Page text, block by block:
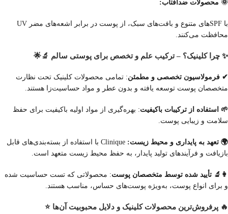
🌞 محصولات ضدآفتاب:
با SPF‌های متنوع و بافت‌های سبک، از پوست در برابر اشعه‌های مضر UV
محافظت می‌کنند.
✨ چرا کلینیک؟ – ترکیب علم و تخصص برای پوستی سالم 🔬🌟
✔ فرمولاسیون تخصصی و مطمئن: تمامی محصولات کلینیک تحت نظارت
متخصصان پوست توسعه یافته و بدون عطر و مواد حساسیت‌زا هستند.
🌱 استفاده از ترکیبات باکیفیت: بهره‌گیری از مواد اولیه باکیفیت برای حفظ
سلامت و زیبایی پوست.
🌍 تعهد به پایداری و محیط زیست:
Clinique با استفاده از بسته‌بندی‌های قابل
بازیافت و فرآیندهای تولید پایدار، به حفظ محیط زیست متعهد است.
👩‍🔬 تأیید شده توسط متخصصان پوست: محصولاتی که تست حساسیت شده
و برای انواع پوست، به‌ویژه پوست‌های حساس، مناسب هستند.
🔥 پرفروش‌ترین محصولات کلینیک و دلایل محبوبیت آن‌ها ⭐